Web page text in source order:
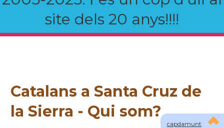
site dels 20 anys!!!!
capdamunt
Catalans a Santa Cruz de
la Sierra - Qui som?